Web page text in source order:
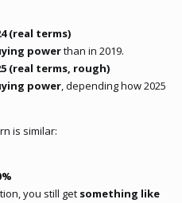
(real terms)
powerthan in 2019.
(real terms, rough)
power, depending how 2025
is similar:
you still get something like